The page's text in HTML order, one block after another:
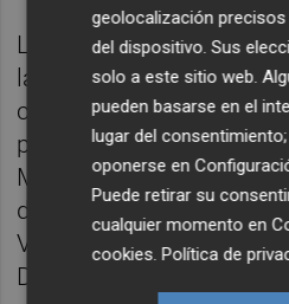
Las primeras opciones
lanzamiento de Víctor
campo viendo a Pau
posteriormente un
Mario Domínguez que
del Atlètic Lleida, así
Víctor JR. y un remate
Durà a centro de Marc
geolocalización
del dispositivo. Sus
solo a este sitio web.
pueden basarse en el
lugar del
oponerse en
Puede retirar su
cualquier momento en
cookies .Política de